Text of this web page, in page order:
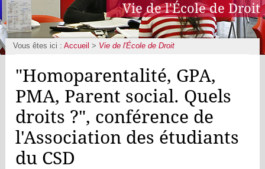
Vie de l'École de Droit
Vous êtes ici :Accueil > Vie de l'École de Droit
"Homoparentalité, GPA,
PMA, Parent social. Quels
droits ?", conférence de
l'Association des étudiants
du CSD